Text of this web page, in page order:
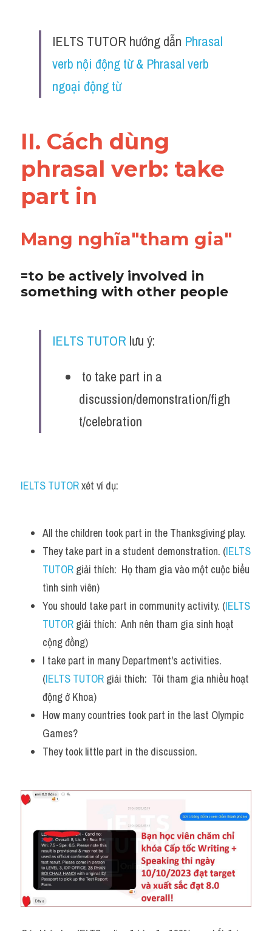
Speaking
Writing
IELTS TUTOR hướng dẫn Phrasal
verb nội động từ & Phrasal verb
ngoại động từ
II. Cách dùng
phrasal verb: take
part in
Mang nghĩa"tham gia"
=to be actively involved in
something with other people
IELTS TUTOR lưu ý:
to take part in a
discussion/demonstration/figh
t/celebration
IELTS TUTOR xét ví dụ:
All the children took part in the Thanksgiving play.
They take part in a student demonstration. (IELTS
TUTOR giải thích:  Họ tham gia vào một cuộc biểu
tình sinh viên)
You should take part in community activity. (IELTS
TUTOR giải thích:  Anh nên tham gia sinh hoạt
cộng đồng)
I take part in many Department's activities.
(IELTS TUTOR giải thích:  Tôi tham gia nhiều hoạt
động ở Khoa)
How many countries took part in the last Olympic
Games?
They took little part in the discussion.